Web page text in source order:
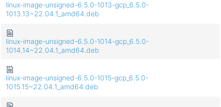
linux-image-unsigned-6.5.0-1013-gcp_6.5.0-
1013.13~22.04.1_amd64.deb
linux-image-unsigned-6.5.0-1014-gcp_6.5.0-
1014.14~22.04.1_amd64.deb
linux-image-unsigned-6.5.0-1015-gcp_6.5.0-
1015.15~22.04.1_amd64.deb